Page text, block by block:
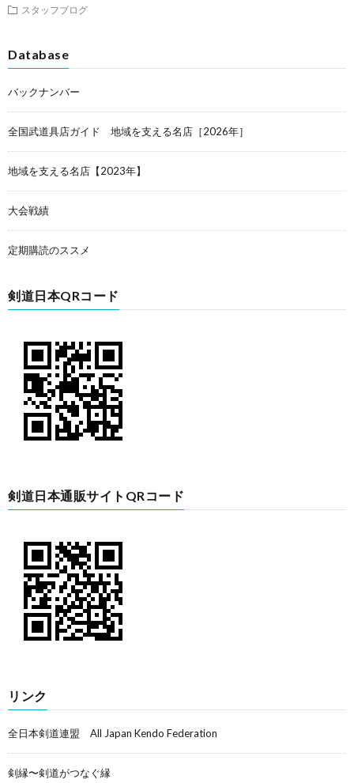
スタッフブログ
Database
バックナンバー
全国武道具店ガイド 地域を支える名店［2026年］
地域を支える名店【2023年】
大会戦績
定期購読のススメ
剣道日本QRコード
剣道日本通販サイトQRコード
リンク
全日本剣道連盟 All Japan Kendo Federation
剣縁〜剣道がつなぐ縁